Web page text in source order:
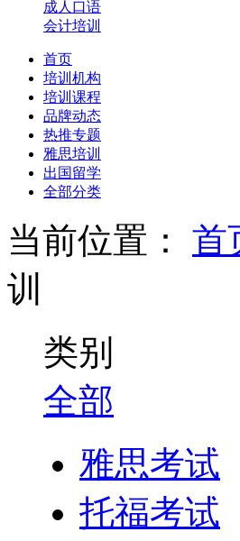
成人口语
会计培训
首页
培训机构
培训课程
品牌动态
热推专题
雅思培训
出国留学
全部分类
当前位置： 首
训
类别
全部
雅思考试
托福考试